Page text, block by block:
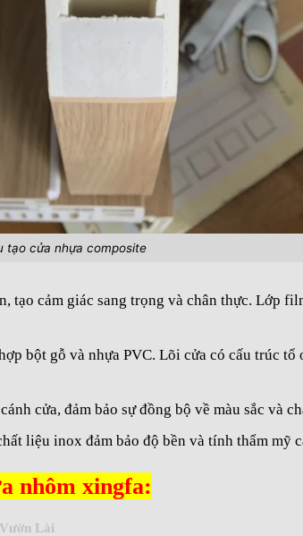
tạo cửa nhựa composite
tạo cảm giác sang trọng và chân thực. Lớp
bột gỗ và nhựa PVC. Lõi cửa có cấu trúc tổ
cửa, đảm bảo sự đồng bộ về màu sắc và
liệu inox đảm bảo độ bền và tính thẩm mỹ
nhôm xingfa:
Lài